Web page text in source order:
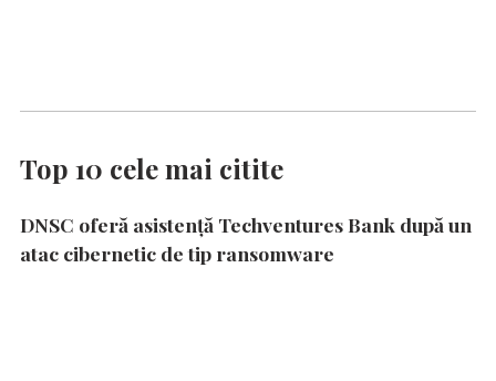
Top 10 cele mai citite
DNSC oferă asistență Techventures Bank după un
atac cibernetic de tip ransomware